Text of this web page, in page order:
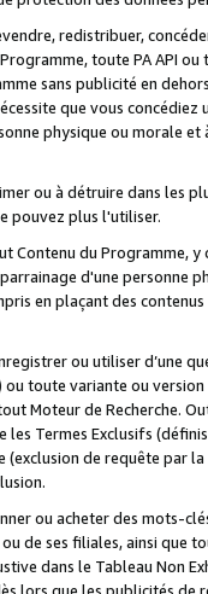
redistribuer,
toute PA API
sans publicité en
que vous
physique ou morale
ou à détruire dans les
pouvez plus l'utiliser.
Contenu du Programme,
d'une personne
en plaçant des
ou utiliser d’une
ou toute variante ou
Moteur de Recherche.
les Termes Exclusifs
(exclusion de requête
ou acheter des mots-
de ses filiales, ainsi que
dans le Tableau Non
lors que les publicités de